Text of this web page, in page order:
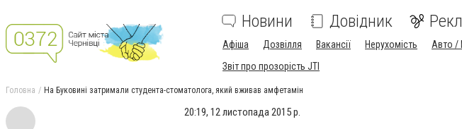
Новини Довідник
Афіша Дозвілля Вакансії Нерухомість Авто /
Звіт про прозорість JTI
Головна На Буковині затримали студента-стоматолога, який вживав амфетамін
20:19, 12 листопада 2015 р.